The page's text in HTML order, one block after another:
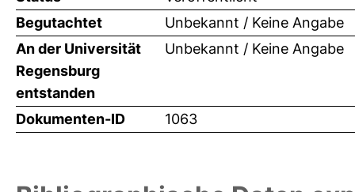
Begutachtet
Unbekannt / Keine Angabe
An der Universität
Regensburg
entstanden
Unbekannt / Keine Angabe
Dokumenten-ID 1063